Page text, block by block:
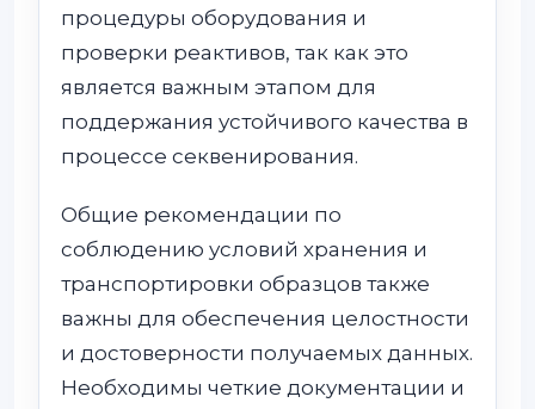
процедуры оборудования и
проверки реактивов, так как это
является важным этапом для
поддержания устойчивого качества в
процессе секвенирования.
Общие рекомендации по
соблюдению условий хранения и
транспортировки образцов также
важны для обеспечения целостности
и достоверности получаемых данных.
Необходимы четкие документации и